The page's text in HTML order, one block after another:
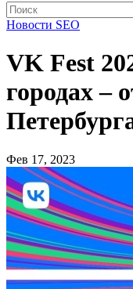
Новости SEO
VK Fest
городах –
Фев 17, 2023